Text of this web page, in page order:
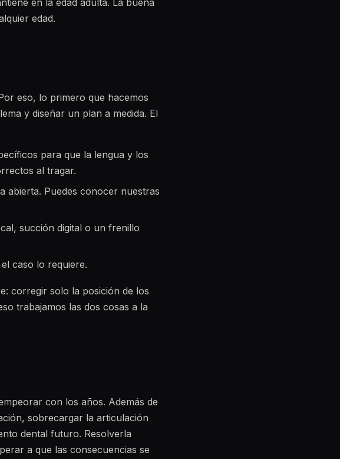
en la edad adulta. La buena
edad.
eso, lo primero que hacemos
y diseñar un plan a medida. El
para que la lengua y los
al tragar.
abierta. Puedes conocer nuestras
succión digital o un frenillo
caso lo requiere.
corregir solo la posición de los
trabajamos las dos cosas a la
con los años. Además de
sobrecargar la articulación
dental futuro. Resolverla
a que las consecuencias se